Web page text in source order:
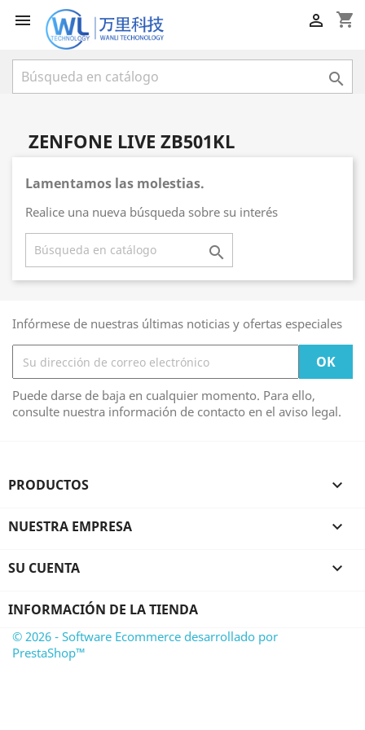
 shopping_cart


ZENFONE LIVE ZB501KL
Lamentamos las molestias.
Realice una nueva búsqueda sobre su interés

Infórmese de nuestras últimas noticias y ofertas especiales
Puede darse de baja en cualquier momento. Para ello,
consulte nuestra información de contacto en el aviso legal.
PRODUCTOS 
NUESTRA EMPRESA 
SU CUENTA 
INFORMACIÓN DE LA TIENDA
© 2026 - Software Ecommerce desarrollado por
PrestaShop™